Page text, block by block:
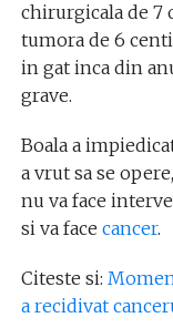
chirurgicala de 7
tumora de 6
in gat inca din
grave.
Boala a
a vrut sa se
nu va face
si va face cancer.
Citeste si:
a recidivat